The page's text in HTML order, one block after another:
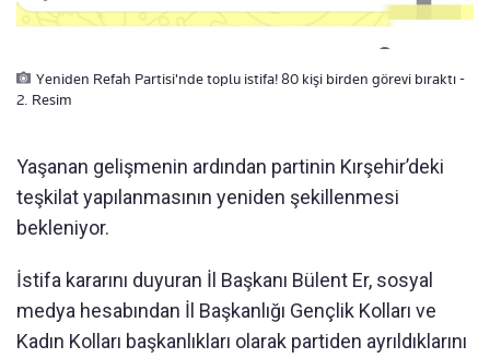
Yeniden Refah Partisi'nde toplu istifa! 80 kişi birden görevi bıraktı -
2. Resim
Yaşanan gelişmenin ardından partinin Kırşehir’deki
teşkilat yapılanmasının yeniden şekillenmesi
bekleniyor.
İstifa kararını duyuran İl Başkanı Bülent Er, sosyal
medya hesabından İl Başkanlığı Gençlik Kolları ve
Kadın Kolları başkanlıkları olarak partiden ayrıldıklarını